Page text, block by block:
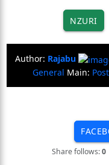
NZURI
Author: Rajabu
General Main: Post
Share follows:0